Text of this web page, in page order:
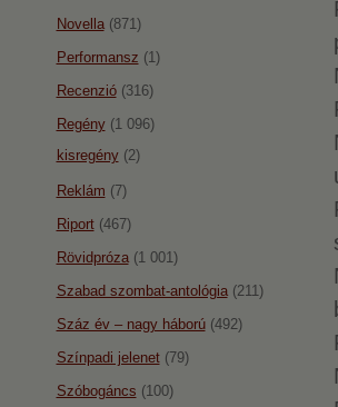
Novella(871)
Performansz (1)
Recenzió(316)
Regény(1 096)
kisregény(2)
Reklám (7)
Riport(467)
Rövidpróza(1 001)
Szabad szombat-antológia(211)
Száz év – nagy háború(492)
Színpadi jelenet(79)
Szóbogáncs (100)